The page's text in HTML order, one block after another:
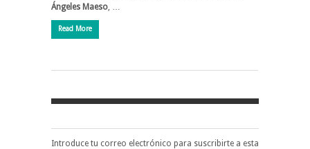
Ángeles Maeso
Read More
Introduce tu correo electrónico para suscribirte a esta